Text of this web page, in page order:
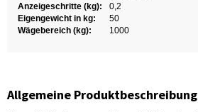
Anzeigeschritte (kg):
0,2
Eigengewicht in kg:
50
Wägebereich (kg):
1000
Allgemeine Produktbeschreibung